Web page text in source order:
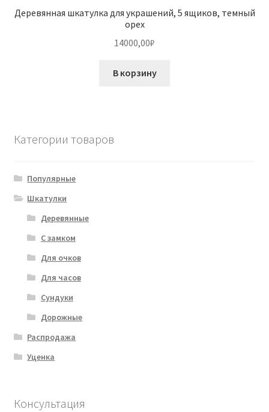
Деревянная шкатулка для украшений, 5 ящиков, темный
орех
14000,00₽
В корзину
Категории товаров
Популярные
Шкатулки
Деревянные
С замком
Для очков
Для часов
Сундуки
Дорожные
Распродажа
Уценка
Консультация